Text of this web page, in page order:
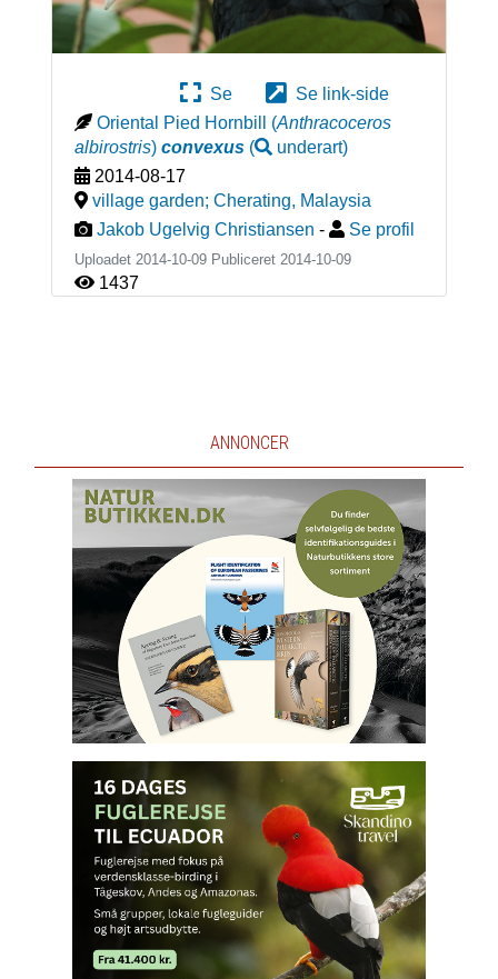
Se
Se link-side
Oriental Pied Hornbill
(Anthracoceros
albirostris) convexus( underart)
2014-08-17
village garden; Cherating, Malaysia
Jakob Ugelvig Christiansen - Se profil
Uploadet 2014-10-09 Publiceret 2014-10-09
1437
ANNONCER